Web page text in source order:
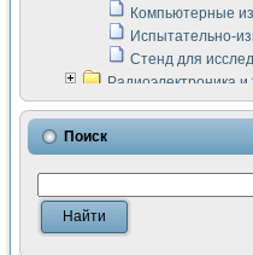
Компьютерные
Испытательно-
Стенд для
Радиоэлектроника и
LabVIEW в
Аппаратно-
Виртуальный
Измерение
Измерительный
Поиск